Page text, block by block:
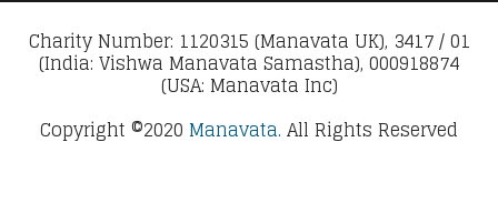
Charity Number: 1120315 (Manavata UK), 3417 / 01
(India: Vishwa Manavata Samastha), 000918874
(USA: Manavata Inc)
Copyright ©2020 Manavata. All Rights Reserved